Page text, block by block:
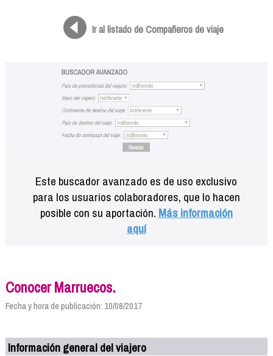
Ir al listado de Compañeros de viaje
Este buscador avanzado es de uso exclusivo
para los usuarios colaboradores, que lo hacen
posible con su aportación. Más información
aquí
Conocer Marruecos.
Fecha y hora de publicación: 10/08/2017
Información general del viajero